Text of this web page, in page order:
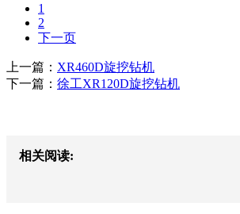
1
2
下一页
上一篇： XR460D旋挖钻机
下一篇： 徐工XR120D旋挖钻机
相关阅读: